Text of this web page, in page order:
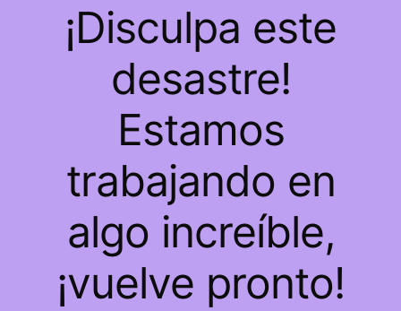
¡Disculpa este
desastre!
Estamos
trabajando en
algo increíble,
¡vuelve pronto!